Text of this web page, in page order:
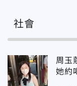
社會
周玉
她約